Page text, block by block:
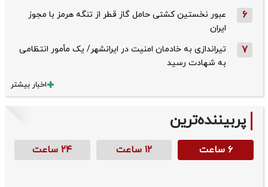
6
عبور نخستین کشتی حامل گاز قطر از تنگه هرمز با مجوز
ایران
7
تیراندازی به خادمان امنیت در ایرانشهر/ یک مأمور انتظامی
به شهادت رسید
اخبار بیشتر
پربیننده‌ترین
۶ ساعت ۱۲ ساعت ۲۴ ساعت